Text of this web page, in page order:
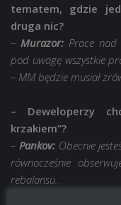
tematem, gdzie
druga nic?
– Murazor: Prace
pod uwagę wszystkie
– MM będzie musiał
– Deweloperzy
krzakiem”?
– Pankov:Obecnie
równocześnie
rebalansu.